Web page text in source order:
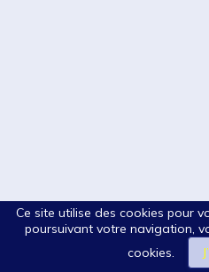
Ce site utilise des cookies pour
poursuivant votre navigation,
cookies.